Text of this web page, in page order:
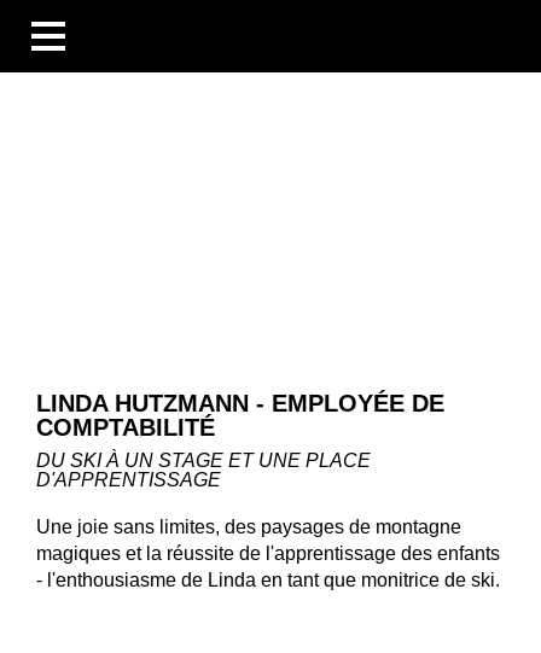
CARRIÈRE
TÉLÉCHARGEMENTS
DEENFR
LINDA HUTZMANN - EMPLOYÉE DE
COMPTABILITÉ
DU SKI À UN STAGE ET UNE PLACE
D'APPRENTISSAGE
Une joie sans limites, des paysages de montagne
magiques et la réussite de l'apprentissage des enfants
- l'enthousiasme de Linda en tant que monitrice de ski.